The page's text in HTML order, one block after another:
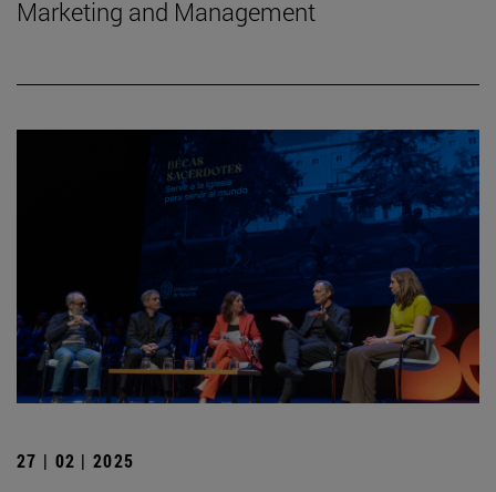
Marketing and Management
27 | 02 | 2025